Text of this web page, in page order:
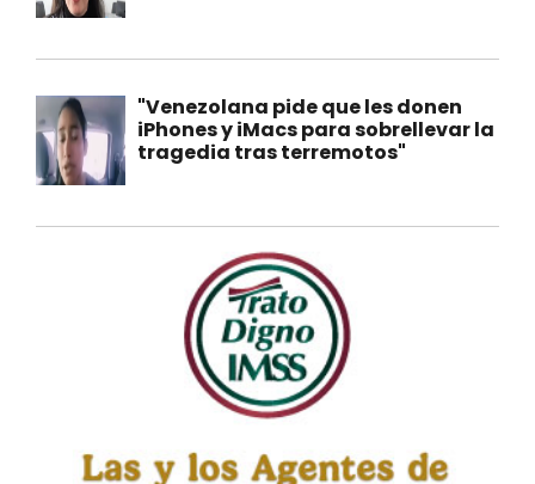
"Venezolana pide que les donen
iPhones y iMacs para sobrellevar la
tragedia tras terremotos"